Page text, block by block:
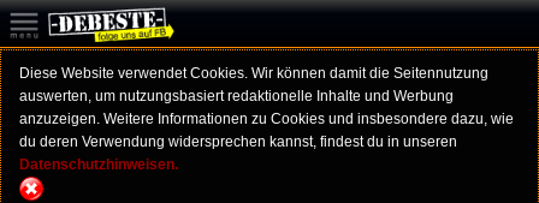
Diese Website verwendet Cookies. Wir können damit die Seitennutzung
auswerten, um nutzungsbasiert redaktionelle Inhalte und Werbung
anzuzeigen. Weitere Informationen zu Cookies und insbesondere dazu, wie
du deren Verwendung widersprechen kannst, findest du in unseren
Datenschutzhinweisen.